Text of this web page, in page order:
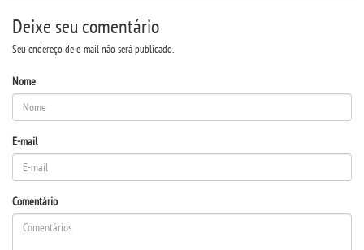
REGULAMENTOS
RELATÓRIOS
PPC
Deixe seu comentário
Seu endereço de e-mail não será publicado.
Nome
E-mail
Comentário